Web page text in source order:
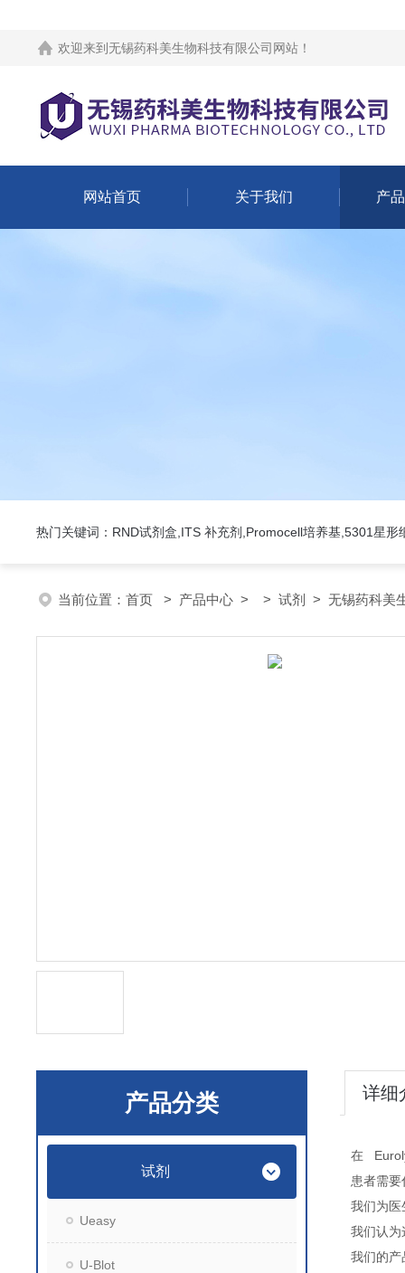
欢迎来到 无锡药科美生物科技有限公司网站 ！
网站首页 关于我们 产
热门关键词：RND试剂盒,ITS 补充剂,Promocell培养基,5301星形
当前位置： 首页 > 产品中心 > > 试剂 > 无锡药科美
产品分类
试剂
Ueasy
U-Blot
详细
在
患者需
我们为医
我们认为
我们的产